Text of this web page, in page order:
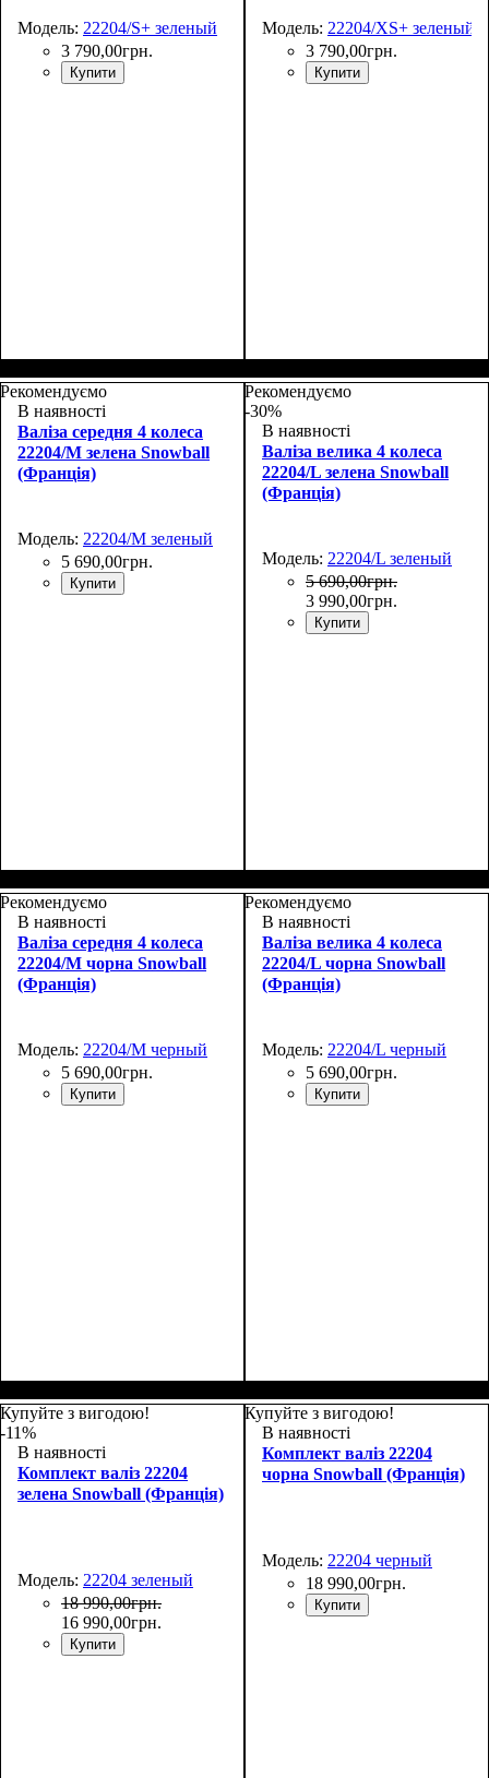
Модель: 22204/S+ зеленый
3 790,00грн.
Купити
55х37х20+5
Модель: 22204/XS+ зеленый
3 790,00грн.
Купити
48х30х20+5
Рекомендуємо
В наявності
Валіза середня 4 колеса
22204/M зелена Snowball
(Франція)
Модель: 22204/M зеленый
5 690,00грн.
Купити
69х43х27+4
Рекомендуємо
-30%
В наявності
Валіза велика 4 колеса
22204/L зелена Snowball
(Франція)
Модель: 22204/L зеленый
5 690,00грн.
3 990,00грн.
Купити
80х48х30+4
Рекомендуємо
В наявності
Валіза середня 4 колеса
22204/M чорна Snowball
(Франція)
Модель: 22204/M черный
5 690,00грн.
Купити
69х43х27+4
Рекомендуємо
В наявності
Валіза велика 4 колеса
22204/L чорна Snowball
(Франція)
Модель: 22204/L черный
5 690,00грн.
Купити
80х48х30+4
Купуйте з вигодою!
-11%
В наявності
Комплект валіз 22204
зелена Snowball (Франція)
Модель: 22204 зеленый
18 990,00грн.
16 990,00грн.
Купити
Купуйте з вигодою!
В наявності
Комплект валіз 22204
чорна Snowball (Франція)
Модель: 22204 черный
18 990,00грн.
Купити